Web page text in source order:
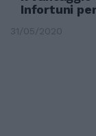
Infortuni
31/05/2020